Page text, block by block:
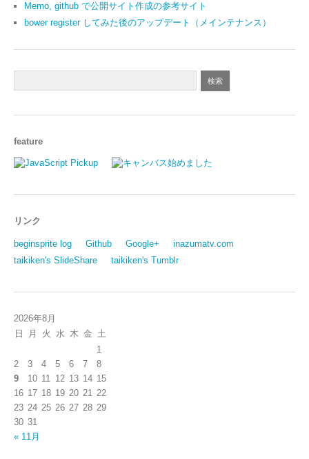
Memo, github で公開サイト作成の参考サイト
bower register してみた後のアップデート（メインテナンス）
feature
リンク
beginsprite log Github Google+
inazumatv.com
taikiken's SlideShare
taikiken's Tumblr
2026年8月
日
月 火 水 木 金 土
1
2
3 4 5 6 7
8
9
10 11 12 13 14 15
16 17 18 19 20 21 22
23 24 25 26 27 28 29
30 31
« 11月